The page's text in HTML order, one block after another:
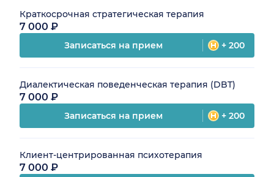
Краткосрочная стратегическая терапия
7 000 ₽
Записаться на прием + 200
Диалектическая поведенческая терапия (DBT)
7 000 ₽
Записаться на прием + 200
Клиент-центрированная психотерапия
7 000 ₽